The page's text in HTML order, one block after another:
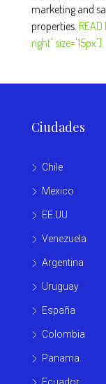
marketing and
properties.
right' size='15px'].
Ciudades
Chile
Mexico
EE.UU
Venezuela
Argentina
Uruguay
España
Colombia
Panama